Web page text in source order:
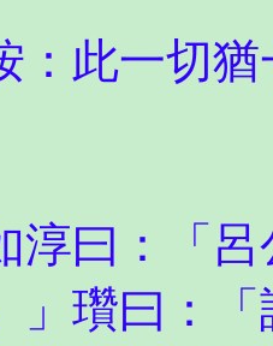
：此一切
淳曰：「
」瓚曰：